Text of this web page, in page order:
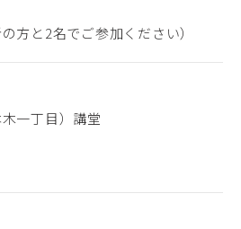
方と2名でご参加ください）
一丁目）講堂